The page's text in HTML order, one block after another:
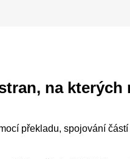
na kterých
překladu, spojování